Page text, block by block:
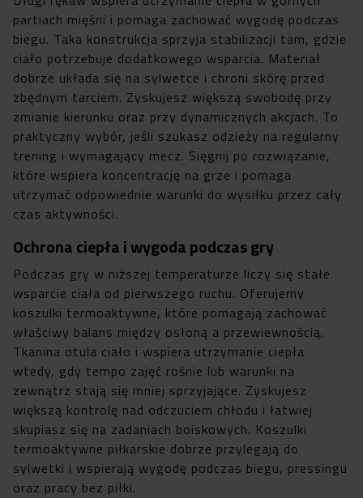
partiach mięśni i pomaga zachować wygodę podczas
biegu. Taka konstrukcja sprzyja stabilizacji tam, gdzie
ciało potrzebuje dodatkowego wsparcia. Materiał
dobrze układa się na sylwetce i chroni skórę przed
zbędnym tarciem. Zyskujesz większą swobodę przy
zmianie kierunku oraz przy dynamicznych akcjach. To
praktyczny wybór, jeśli szukasz odzieży na regularny
trening i wymagający mecz. Sięgnij po rozwiązanie,
które wspiera koncentrację na grze i pomaga
utrzymać odpowiednie warunki do wysiłku przez cały
czas aktywności.
Ochrona ciepła i wygoda podczas gry
Podczas gry w niższej temperaturze liczy się stałe
wsparcie ciała od pierwszego ruchu. Oferujemy
koszulki termoaktywne, które pomagają zachować
właściwy balans między osłoną a przewiewnością.
Tkanina otula ciało i wspiera utrzymanie ciepła
wtedy, gdy tempo zajęć rośnie lub warunki na
zewnątrz stają się mniej sprzyjające. Zyskujesz
większą kontrolę nad odczuciem chłodu i łatwiej
skupiasz się na zadaniach boiskowych. Koszulki
termoaktywne piłkarskie dobrze przylegają do
sylwetki i wspierają wygodę podczas biegu, pressingu
oraz pracy bez piłki.